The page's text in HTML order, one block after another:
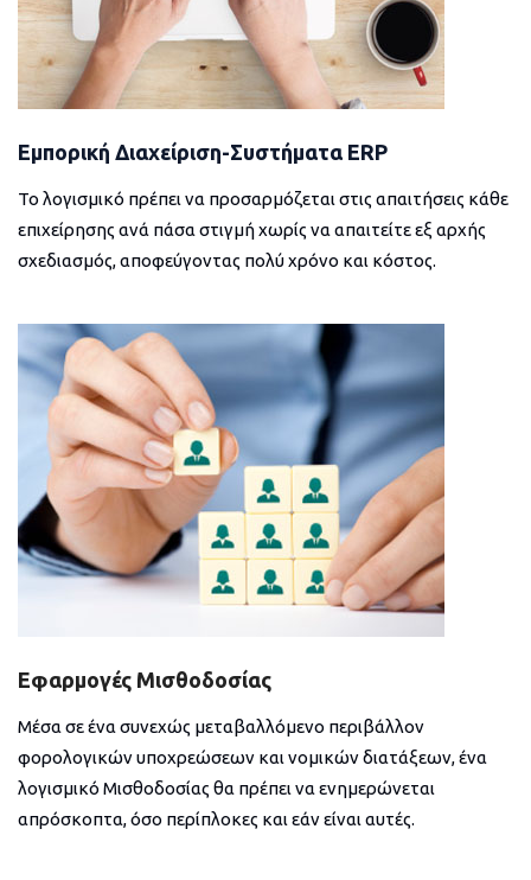
Εμπορική Διαχείριση-Συστήματα ERP
Το λογισμικό πρέπει να προσαρμόζεται στις απαιτήσεις κάθε
επιχείρησης ανά πάσα στιγμή χωρίς να απαιτείτε εξ αρχής
σχεδιασμός, αποφεύγοντας πολύ χρόνο και κόστος.
Εφαρμογές Μισθοδοσίας
Μέσα σε ένα συνεχώς μεταβαλλόμενο περιβάλλον
φορολογικών υποχρεώσεων και νομικών διατάξεων, ένα
λογισμικό Μισθοδοσίας θα πρέπει να ενημερώνεται
απρόσκοπτα, όσο περίπλοκες και εάν είναι αυτές.